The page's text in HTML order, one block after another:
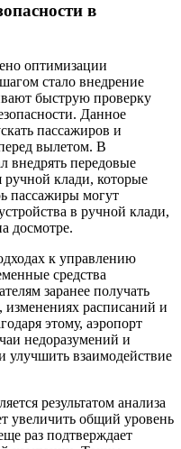
в
оптимизации
стало внедрение
быструю проверку
Данное
пассажиров и
вылетом. В
внедрять передовые
ручной клади, которые
пассажиры могут
в ручной клади,
досмотре.
к управлению
средства
заранее получать
расписаний и
этому, аэропорт
недоразумений и
улучшить взаимодействие
результатом анализа
увеличить общий уровень
раз подтверждает